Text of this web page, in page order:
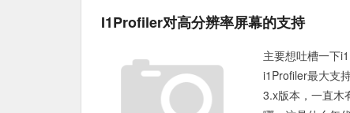
I1Profiler对高分辨率屏幕的支持
主要想吐槽一下
i1Profiler最大支
3.x版本，一直木